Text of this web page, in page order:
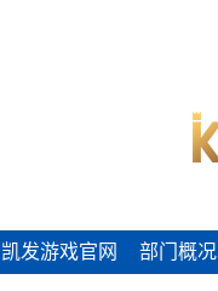
凯发游戏官网
凯发游戏官网 部门概况
部门概况